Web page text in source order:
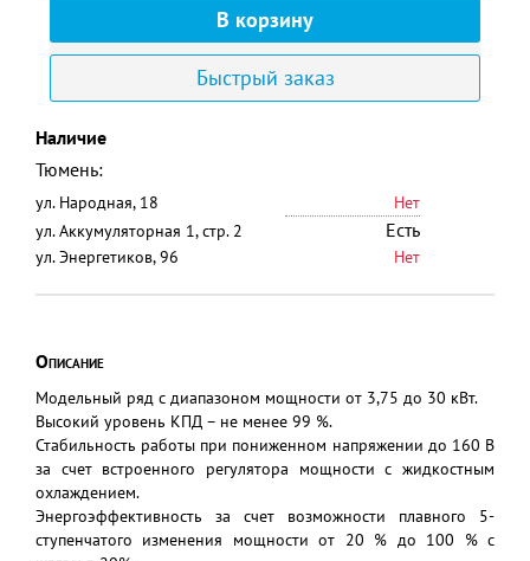
Быстрый заказ
Наличие
Тюмень:
ул. Народная, 18
Нет
ул. Аккумуляторная 1, стр. 2
Есть
ул. Энергетиков, 96 Нет
Описание
Модельный ряд с диапазоном мощности от 3,75 до 30 кВт.
Высокий уровень КПД – не менее 99 %.
Стабильность работы при пониженном напряжении до 160 В
за счет встроенного регулятора мощности с жидкостным
охлаждением.
Энергоэффективность за счет возможности плавного 5-
ступенчатого изменения мощности от 20 % до 100 % с